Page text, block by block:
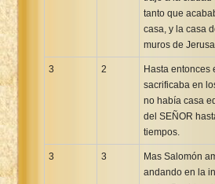
tanto que
casa, y la casa
muros de
3 2
Hasta entonces
sacrificaba en
no había casa
del SEÑOR
tiempos.
3 3
Mas Salomón
andando en la